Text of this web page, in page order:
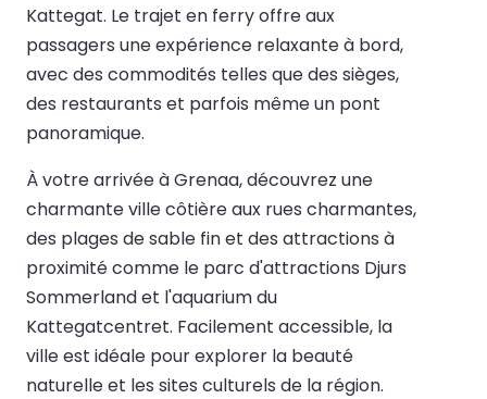
Kattegat. Le trajet en ferry offre aux
passagers une expérience relaxante à bord,
avec des commodités telles que des sièges,
des restaurants et parfois même un pont
panoramique.
À votre arrivée à Grenaa, découvrez une
charmante ville côtière aux rues charmantes,
des plages de sable fin et des attractions à
proximité comme le parc d'attractions Djurs
Sommerland et l'aquarium du
Kattegatcentret. Facilement accessible, la
ville est idéale pour explorer la beauté
naturelle et les sites culturels de la région.